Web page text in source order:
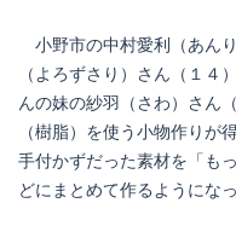
小野市の中村愛利（あん
（よろずさり）さん（１４
んの妹の紗羽（さわ）さん
（樹脂）を使う小物作りが
手付かずだった素材を「も
どにまとめて作るようになっ